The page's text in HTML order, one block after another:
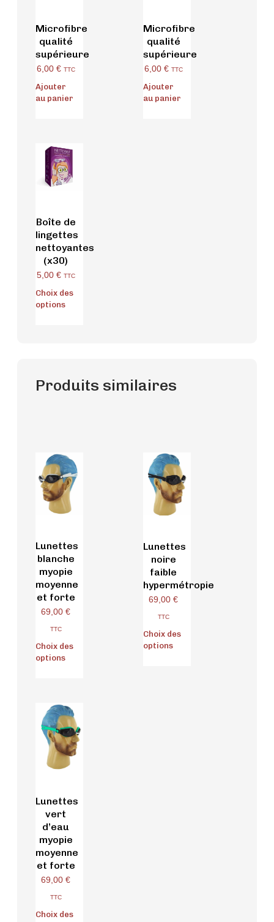
Microfibre
qualité
supérieure
6,00 € TTC
Ajouter
au panier
Microfibre
qualité
supérieure
6,00 € TTC
Ajouter
au panier
Boîte de
lingettes
nettoyantes
(x30)
5,00 € TTC
Choix des
options
Produits similaires
Lunettes
blanche
myopie
moyenne
et forte
69,00 €
TTC
Choix des
options
Lunettes
noire
faible
hypermétropie
69,00 €
TTC
Choix des
options
Lunettes
vert
d’eau
myopie
moyenne
et forte
69,00 €
TTC
Choix des